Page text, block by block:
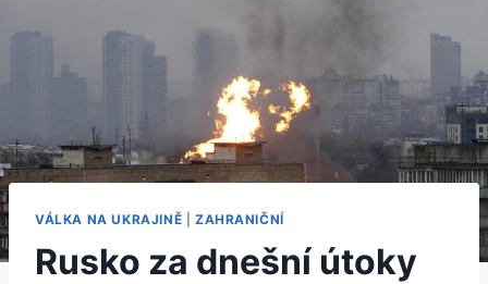
VÁLKA NA UKRAJINĚ ZAHRANIČNÍ
Rusko za dnešní útoky